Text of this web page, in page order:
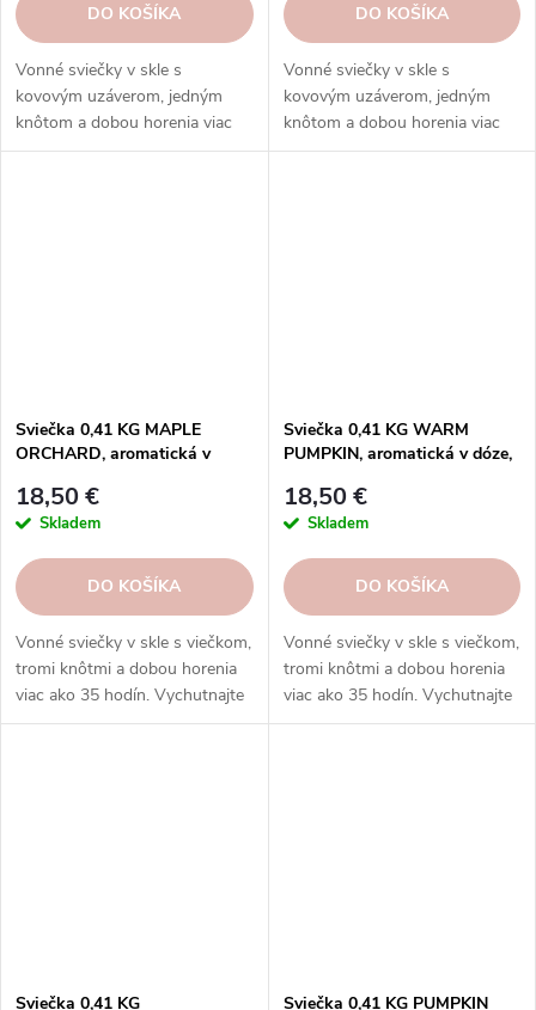
DO KOŠÍKA
Vonné sviečky v skle s
kovovým uzáverom, jedným
knôtom a dobou horenia viac
ako 45 hodín.
DO KOŠÍKA
Vonné sviečky v skle s
kovovým uzáverom, jedným
knôtom a dobou horenia viac
ako 45 hodín.
Sviečka 0,41 KG MAPLE
ORCHARD, aromatická v
18,50 €
Skladem
DO KOŠÍKA
Vonné sviečky v skle s viečkom,
tromi knôtmi a dobou horenia
viac ako 35 hodín. Vychutnajte
si rozmanitosť vôní a
Sviečka 0,41 KG WARM
PUMPKIN, aromatická v dóze,
18,50 €
Skladem
DO KOŠÍKA
Vonné sviečky v skle s viečkom,
tromi knôtmi a dobou horenia
viac ako 35 hodín. Vychutnajte
si rozmanitosť vôní a
Sviečka 0,41 KG Sviečka 0,41 KG PUMPKIN